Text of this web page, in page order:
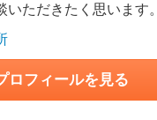
ただきたく思います。
ロフィールを見る